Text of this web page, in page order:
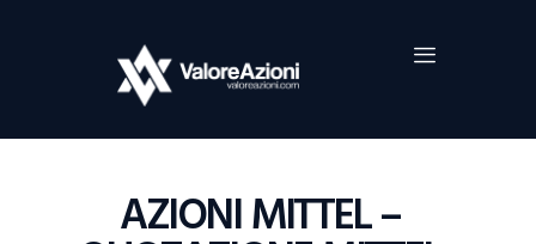
AZIONI MITTEL –
Home
Investimenti
Borsa
Guide Al Trading